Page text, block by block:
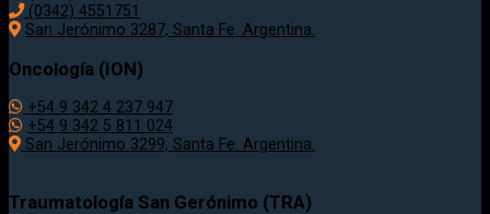
(0342) 4551751
San Jerónimo 3287, Santa Fe. Argentina.
Oncología (ION)
+54 9 342 4 237 947
+54 9 342 5 811 024
San Jerónimo 3299, Santa Fe. Argentina.
Traumatología San Gerónimo (TRA)